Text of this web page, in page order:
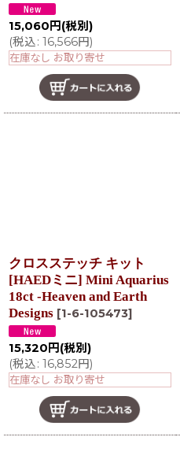
15,060 円 (税別)
(税込: 16,566円)
在庫なし お取り寄せ
クロスステッチ キット
[HAEDミニ] Mini Aquarius
18ct -Heaven and Earth
Designs [1-6-105473]
15,320 円 (税別)
(税込: 16,852円)
在庫なし お取り寄せ